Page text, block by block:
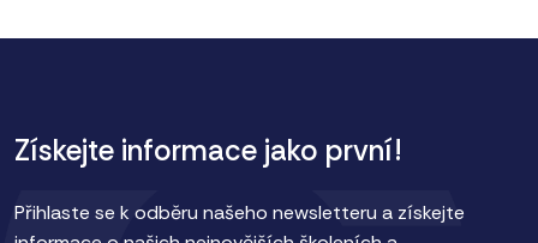
Získejte informace jako první!
Přihlaste se k odběru našeho newsletteru a získejte